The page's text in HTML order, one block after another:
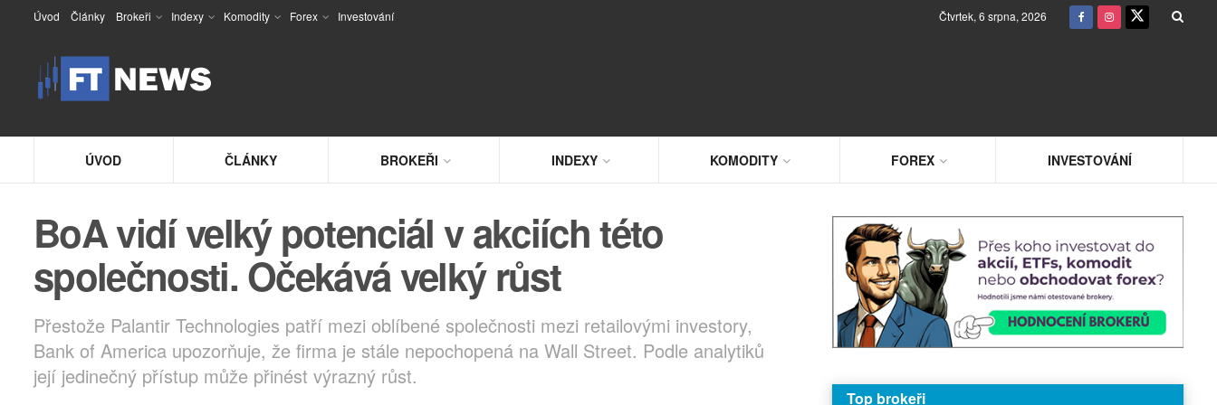
Úvod Články Brokeři Indexy Komodity Forex Investování Čtvrtek, 6 srpna, 2026
ÚVOD ČLÁNKY BROKEŘI INDEXY KOMODITY FOREX INVESTOVÁNÍ
BoA vidí velký potenciál v akciích této
společnosti. Očekává velký růst
Přestože Palantir Technologies patří mezi oblíbené společnosti mezi retailovými investory,
Bank of America upozorňuje, že firma je stále nepochopená na Wall Street. Podle analytiků
její jedinečný přístup může přinést výrazný růst.
Top brokeři